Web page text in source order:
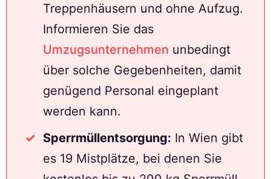
Treppenhäusern und ohne Aufzug.
Informieren Sie das
Umzugsunternehmen unbedingt
über solche Gegebenheiten, damit
genügend Personal eingeplant
werden kann.
Sperrmüllentsorgung: In Wien gibt
es 19 Mistplätze, bei denen Sie